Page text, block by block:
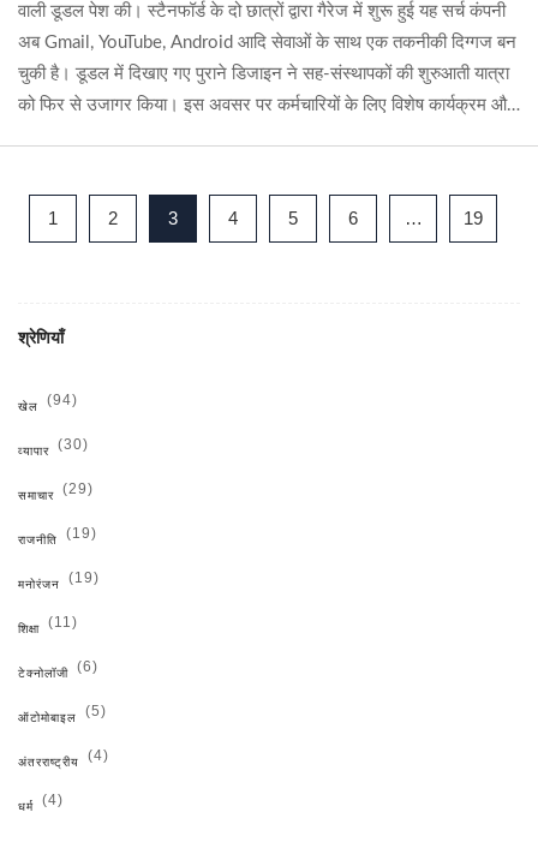
वाली डूडल पेश की। स्टैनफॉर्ड के दो छात्रों द्वारा गैरेज में शुरू हुई यह सर्च कंपनी
अब Gmail, YouTube, Android आदि सेवाओं के साथ एक तकनीकी दिग्गज बन
चुकी है। डूडल में दिखाए गए पुराने डिजाइन ने सह-संस्थापकों की शुरुआती यात्रा
को फिर से उजागर किया। इस अवसर पर कर्मचारियों के लिए विशेष कार्यक्रम और
1 2 3 4 5 6 … 19
श्रेणियाँ
खेल (94)
व्यापार (30)
समाचार (29)
राजनीति (19)
मनोरंजन (19)
शिक्षा (11)
टेक्नोलॉजी (6)
ऑटोमोबाइल (5)
अंतरराष्ट्रीय (4)
धर्म (4)